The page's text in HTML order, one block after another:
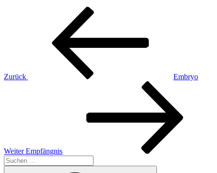
Beitragsnavigation
Zurück
Embryo
Weiter Empfängnis
Suchen
nach: